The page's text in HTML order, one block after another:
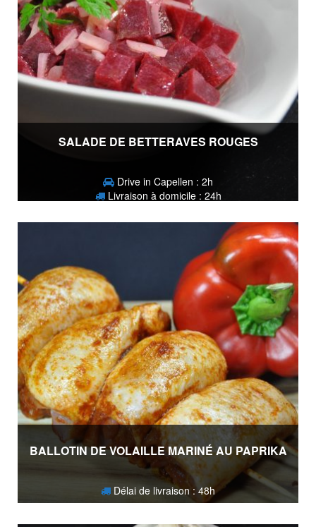
SALADE DE BETTERAVES ROUGES
Drive in Capellen : 2h
Livraison à domicile : 24h
2,90€
BALLOTIN DE VOLAILLE MARINÉ AU PAPRIKA
Délai de livraison : 48h